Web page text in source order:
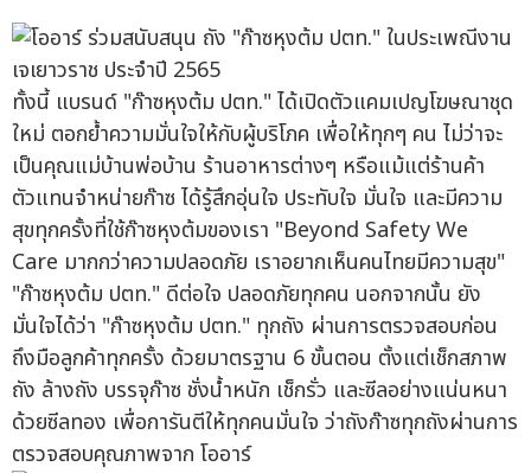
ทั้งนี้ แบรนด์ "ก๊าซหุงต้ม ปตท." ได้เปิดตัวแคมเปญโฆษณาชุด
ใหม่ ตอกย้ำความมั่นใจให้กับผู้บริโภค เพื่อให้ทุกๆ คน ไม่ว่าจะ
เป็นคุณแม่บ้านพ่อบ้าน ร้านอาหารต่างๆ หรือแม้แต่ร้านค้า
ตัวแทนจำหน่ายก๊าซ ได้รู้สึกอุ่นใจ ประทับใจ มั่นใจ และมีความ
สุขทุกครั้งที่ใช้ก๊าซหุงต้มของเรา "Beyond Safety We
Care มากกว่าความปลอดภัย เราอยากเห็นคนไทยมีความสุข"
"ก๊าซหุงต้ม ปตท." ดีต่อใจ ปลอดภัยทุกคน นอกจากนั้น ยัง
มั่นใจได้ว่า "ก๊าซหุงต้ม ปตท." ทุกถัง ผ่านการตรวจสอบก่อน
ถึงมือลูกค้าทุกครั้ง ด้วยมาตรฐาน 6 ขั้นตอน ตั้งแต่เช็กสภาพ
ถัง ล้างถัง บรรจุก๊าซ ชั่งน้ำหนัก เช็กรั่ว และซีลอย่างแน่นหนา
ด้วยซีลทอง เพื่อการันตีให้ทุกคนมั่นใจ ว่าถังก๊าซทุกถังผ่านการ
ตรวจสอบคุณภาพจาก โออาร์